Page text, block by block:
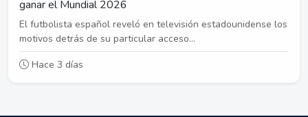
ganar el Mundial 2026
El futbolista español reveló en televisión estadounidense los
motivos detrás de su particular acceso...
Hace 3 días